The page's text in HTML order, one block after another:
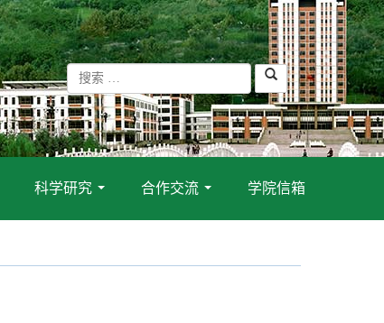
科学研究
合作交流
学院信箱